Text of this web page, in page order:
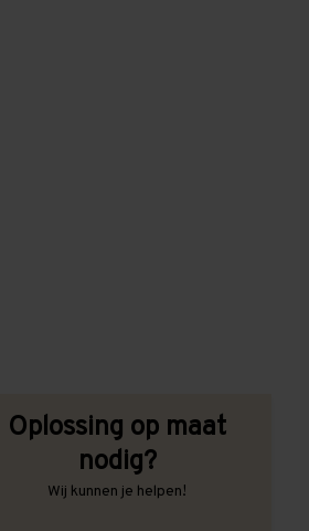
Oplossing op maat
nodig?
Wij kunnen je helpen!